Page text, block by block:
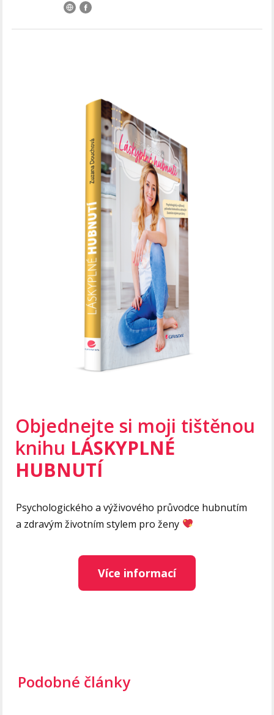
Objednejte si moji tištěnou
knihu LÁSKYPLNÉ
HUBNUTÍ
Psychologického a výživového průvodce hubnutím
a zdravým životním stylem pro ženy
Více informací
Podobné články